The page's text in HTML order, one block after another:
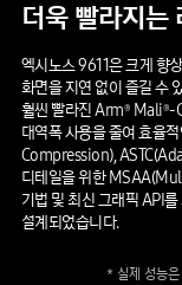
더욱빨라지는
엑시노스 9611은 크게 향
화면을 지연 없이 즐길 수
훨씬 빨라진 Arm® Mali®-
대역폭 사용을 줄여 효율
Compression),
디테일을 위한
기법 및 최신 그래픽 API
설계되었습니다.
* 실제 성능은